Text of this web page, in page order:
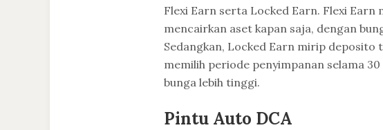
Flexi Earn serta Locked Earn. Flexi Earn
mencairkan aset kapan saja, dengan
Sedangkan, Locked Earn mirip deposito
memilih periode penyimpanan selama
bunga lebih tinggi.
Pintu Auto DCA